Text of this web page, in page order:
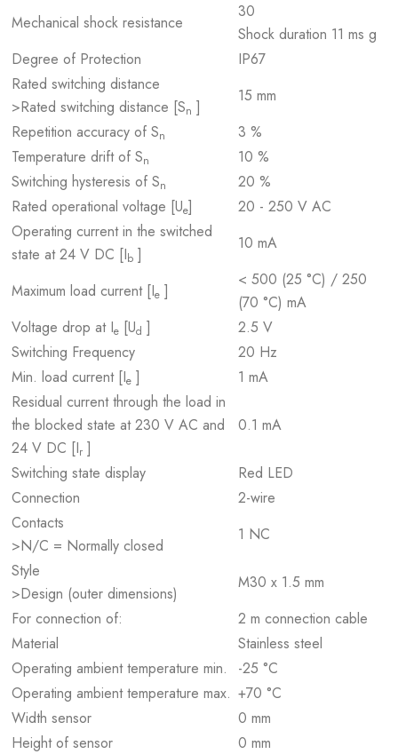
Mechanical shock resistance
30
Shock duration 11 ms g
Degree of Protection
IP67
Rated switching distance
>Rated switching distance [Sn ]
15 mm
Repetition accuracy of Sn
3 %
Temperature drift of Sn
10 %
Switching hysteresis of Sn
20 %
Rated operational voltage [Ue]
20 - 250 V AC
Operating current in the switched
state at 24 V DC [Ib ]
10 mA
Maximum load current [Ie ]
< 500 (25 °C) / 250
(70 °C) mA
Voltage drop at Ie [Ud ]
2.5 V
Switching Frequency
20 Hz
Min. load current [Ie ]
1 mA
Residual current through the load in
the blocked state at 230 V AC and
24 V DC [Ir ]
0.1 mA
Switching state display
Red LED
Connection
2-wire
Contacts
>N/C = Normally closed
1 NC
Style
>Design (outer dimensions)
M30 x 1.5 mm
For connection of:
2 m connection cable
Material
Stainless steel
Operating ambient temperature min.
-25 °C
Operating ambient temperature max. +70 °C
Width sensor
0 mm
Height of sensor
0 mm